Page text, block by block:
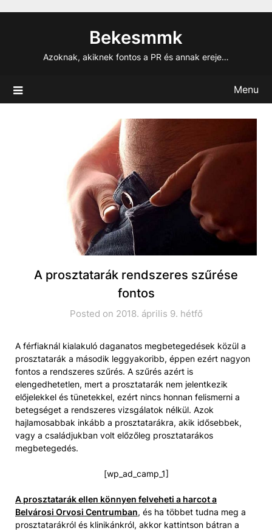
Bekesmmk
Azoknak, akiknek fontos a PR és annak ereje…
Menu
A prosztatarák rendszeres szűrése
fontos
Posted on 2018. április 9. hétfő
A férfiaknál kialakuló daganatos megbetegedések közül a
prosztatarák a második leggyakoribb, éppen ezért nagyon
fontos a rendszeres szűrés. A szűrés azért is
elengedhetetlen, mert a prosztatarák nem jelentkezik
előjelekkel és tünetekkel, ezért nincs honnan felismerni a
betegséget a rendszeres vizsgálatok nélkül. Azok
hajlamosabbak inkább a prosztatarákra, akik idősebbek,
vagy a családjukban volt előzőleg prosztatarákos
megbetegedés.
[wp_ad_camp_1]
A prosztatarák ellen könnyen felveheti a harcot a
Belvárosi Orvosi Centrumban, és ha többet tudna meg a
prosztatarákról és klinikánkról, akkor kattintson bátran a